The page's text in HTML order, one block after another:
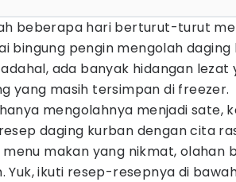
beberapa hari berturut-turut
bingung pengin mengolah
ada banyak hidangan
yang masih tersimpan di freezer.
mengolahnya menjadi sate,
daging kurban dengan cita
makan yang nikmat, olahan
Yuk, ikuti resep-resepnya di